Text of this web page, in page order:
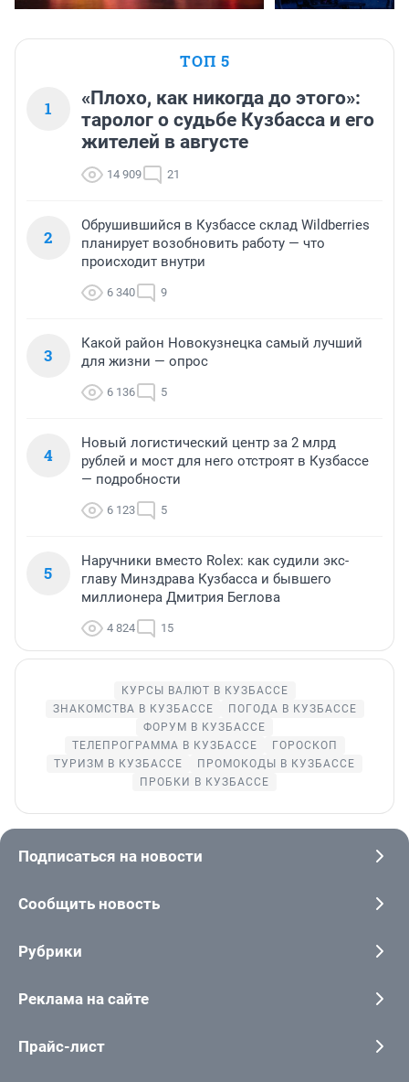
ТОП 5
1
«Плохо, как никогда до этого»:
таролог о судьбе Кузбасса и его
жителей в августе
14 909 21
2
Обрушившийся в Кузбассе склад Wildberries
планирует возобновить работу — что
происходит внутри
6 340 9
3
Какой район Новокузнецка самый лучший
для жизни — опрос
6 136 5
4
Новый логистический центр за 2 млрд
рублей и мост для него отстроят в Кузбассе
— подробности
6 123 5
5
Наручники вместо Rolex: как судили экс-
главу Минздрава Кузбасса и бывшего
миллионера Дмитрия Беглова
4 824 15
КУРСЫ ВАЛЮТ В КУЗБАССЕ
ЗНАКОМСТВА В КУЗБАССЕ
ПОГОДА В КУЗБАССЕ
ФОРУМ В КУЗБАССЕ
ТЕЛЕПРОГРАММА В КУЗБАССЕ
ГОРОСКОП
ТУРИЗМ В КУЗБАССЕ
ПРОМОКОДЫ В КУЗБАССЕ
ПРОБКИ В КУЗБАССЕ
Подписаться на новости
Сообщить новость
Рубрики
Реклама на сайте
Прайс-лист